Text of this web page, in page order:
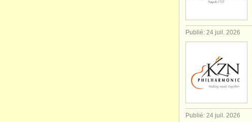
Publié: 24 juil. 2026
Publié: 24 juil. 2026